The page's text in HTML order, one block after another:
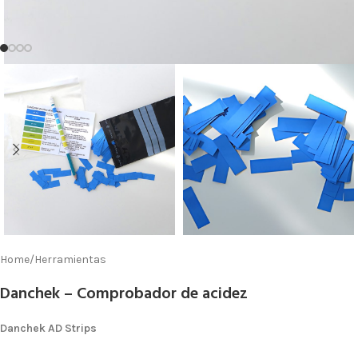
Home/Herramientas
Danchek – Comprobador de acidez
Danchek AD Strips